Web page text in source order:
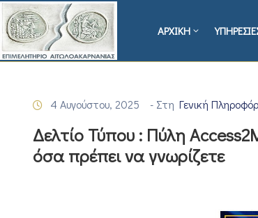
ΑΡΧΙΚΗ
4 Αυγούστου, 2025 - Στη Γενική
Δελτίο Τύπου : Πύλη
όσα πρέπει να γνωρίζετε